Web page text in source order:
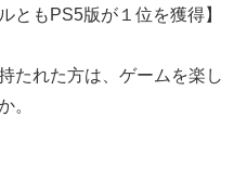
もPS5版が１位を獲得】
れた方は、ゲームを楽し
。